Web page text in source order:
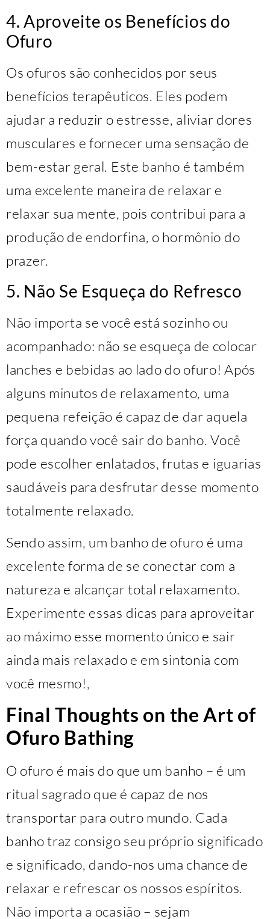
4. Aproveite os Benefícios do
Ofuro
Os ofuros são conhecidos por seus
benefícios terapêuticos. Eles podem
ajudar a reduzir o estresse, aliviar dores
musculares e fornecer uma sensação de
bem-estar geral. Este banho é também
uma excelente maneira de relaxar e
relaxar sua mente, pois contribui para a
produção de endorfina, o hormônio do
prazer.
5. Não Se Esqueça do Refresco
Não importa se você está sozinho ou
acompanhado: não se esqueça de colocar
lanches e bebidas ao lado do ofuro! Após
alguns minutos de relaxamento, uma
pequena refeição é capaz de dar aquela
força quando você sair do banho. Você
pode escolher enlatados, frutas e iguarias
saudáveis para desfrutar desse momento
totalmente relaxado.
Sendo assim, um banho de ofuro é uma
excelente forma de se conectar com a
natureza e alcançar total relaxamento.
Experimente essas dicas para aproveitar
ao máximo esse momento único e sair
ainda mais relaxado e em sintonia com
você mesmo!,
Final Thoughts on the Art of
Ofuro Bathing
O ofuro é mais do que um banho – é um
ritual sagrado que é capaz de nos
transportar para outro mundo. Cada
banho traz consigo seu próprio significado
e significado, dando-nos uma chance de
relaxar e refrescar os nossos espíritos.
Não importa a ocasião – sejam